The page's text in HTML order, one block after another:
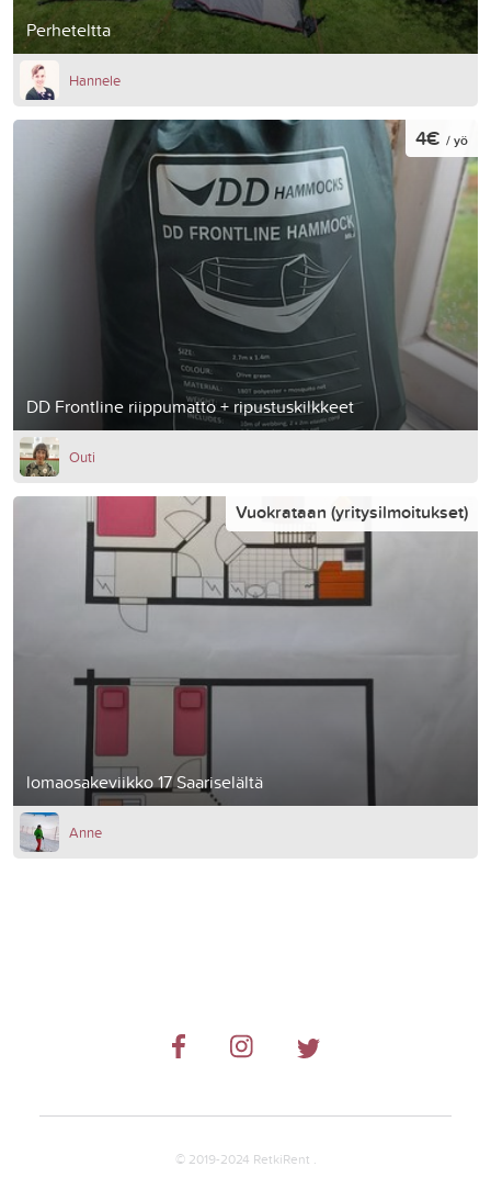
Perheteltta
Hannele
DD Frontline riippumatto + ripustuskilkkeet
4€ / yö
Outi
lomaosakeviikko 17 Saariselältä
Vuokrataan (yritysilmoitukset)
Anne
© 2019-2024 RetkiRent .